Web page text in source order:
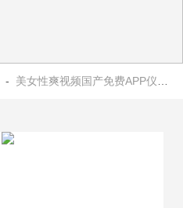
- 美女性爽视频国产免费APP仪器